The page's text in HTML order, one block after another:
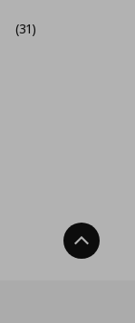
(31)
списъка с любими
Нагоре